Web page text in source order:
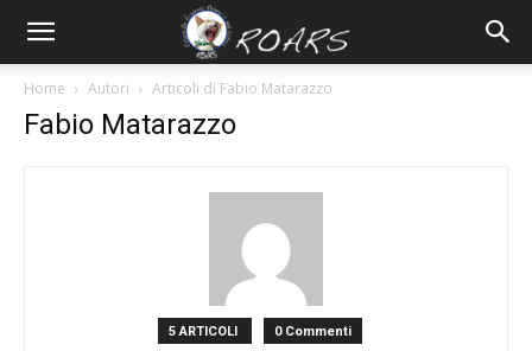
Home Autori Articoli di Fabio Matarazzo
Fabio Matarazzo
5 ARTICOLI 0 Commenti